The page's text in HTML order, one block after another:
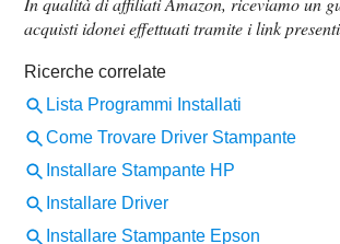
acquisti idonei effettuati tramite i link